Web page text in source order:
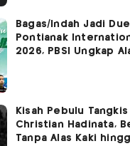
Bagas/Indah Jadi
Pontianak
2026, PBSI Ungkap
Kisah Pebulu
Christian Hadinata,
Tanpa Alas Kaki